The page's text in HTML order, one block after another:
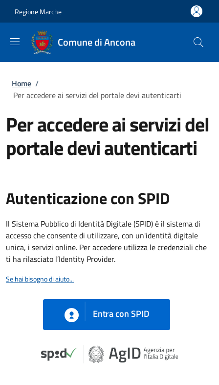
Regione Marche
Comune di Ancona
Briciole di pane
Home /
Per accedere ai servizi del portale devi autenticarti
Per accedere ai servizi del
portale devi autenticarti
Autenticazione con SPID
Il Sistema Pubblico di Identità Digitale (SPID) è il sistema di
accesso che consente di utilizzare, con un'identità digitale
unica, i servizi online. Per accedere utilizza le credenziali che
ti ha rilasciato l’Identity Provider.
Se hai bisogno di aiuto...
Entra con SPID